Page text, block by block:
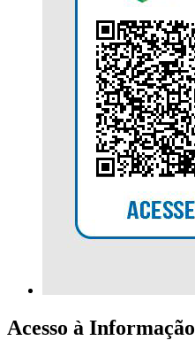
Acesso à Informação